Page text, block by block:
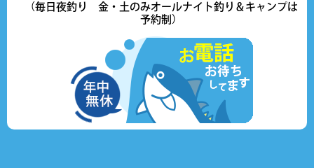
（毎日夜釣り 金・土のみオールナイト釣り＆キャンプは
予約制）